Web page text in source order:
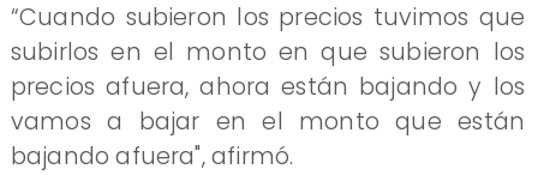
“Cuando subieron los precios tuvimos que
subirlos en el monto en que subieron los
precios afuera, ahora están bajando y los
vamos a bajar en el monto que están
bajando afuera", afirmó.